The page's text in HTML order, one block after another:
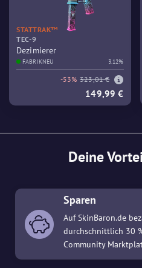
STATTRAK™
TEC-9
Dezimierer
FABRIKNEU 3.12%
-53% 323,01 €
149,99 €
Deine
Sparen
Auf SkinBaron.de
durchschnittlich 30
Community